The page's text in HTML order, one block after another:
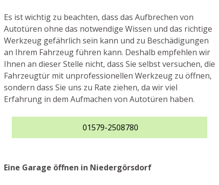
Es ist wichtig zu beachten, dass das Aufbrechen von
Autotüren ohne das notwendige Wissen und das richtige
Werkzeug gefährlich sein kann und zu Beschädigungen
an Ihrem Fahrzeug führen kann. Deshalb empfehlen wir
Ihnen an dieser Stelle nicht, dass Sie selbst versuchen, die
Fahrzeugtür mit unprofessionellen Werkzeug zu öffnen,
sondern dass Sie uns zu Rate ziehen, da wir viel
Erfahrung in dem Aufmachen von Autotüren haben.
01579-2508780
Eine Garage öffnen in Niedergörsdorf